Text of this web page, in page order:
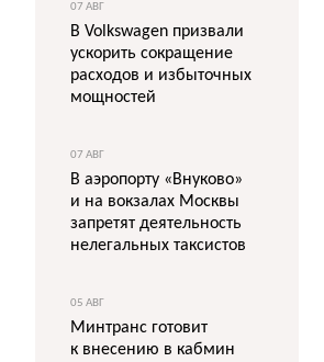
07 АВГ
В Volkswagen призвали
ускорить сокращение
расходов и избыточных
мощностей
07 АВГ
В аэропорту «Внуково»
и на вокзалах Москвы
запретят деятельность
нелегальных таксистов
05 АВГ
Минтранс готовит
к внесению в кабмин